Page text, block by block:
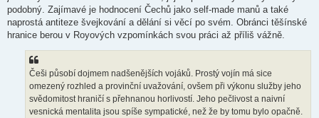
podobný. Zajímavé je hodnocení Čechů jako self-made manů a také
naprostá antiteze švejkování a dělání si věcí po svém. Obránci těšínské
hranice berou v Royových vzpomínkách svou práci až příliš vážně.
Češi působí dojmem nadšenějších vojáků. Prostý vojín má sice
omezený rozhled a provinční uvažování, ovšem při výkonu služby jeho
svědomitost hraničí s přehnanou horlivostí. Jeho pečlivost a naivní
vesnická mentalita jsou spíše sympatické, než že by tomu bylo opačně.